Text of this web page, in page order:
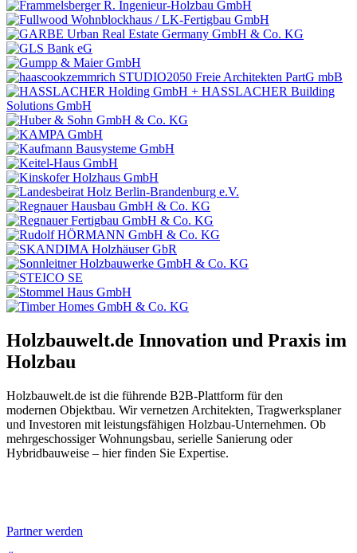
Holzbauwelt.de Innovation und Praxis im
Holzbau
Holzbauwelt.de ist die führende B2B-Plattform für den
modernen Objektbau. Wir vernetzen Architekten, Tragwerksplaner
und Investoren mit leistungsfähigen Holzbau-Unternehmen. Ob
mehrgeschossiger Wohnungsbau, serielle Sanierung oder
Hybridbauweise – hier finden Sie Expertise.
Partner werden